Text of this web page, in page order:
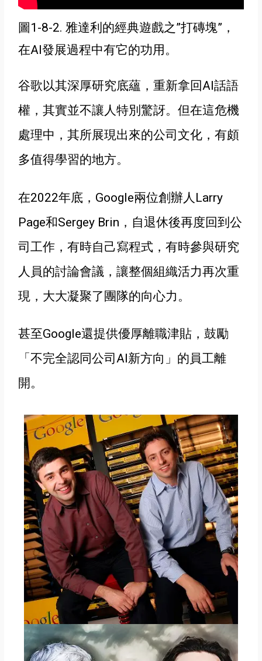
圖1-8-2. 雅達利的經典遊戲之”打磚塊”，
在AI發展過程中有它的功用 。
谷歌以其深厚研究底蘊，重新拿回AI話語
權 ，其實並不讓人特別驚訝。但在這危機
處理中 ，其所展現出來的公司文化 ，有頗
多值得學習的地方。
在2022年底，Google兩位創辦人Larry
Page和Sergey Brin，自退休後再度回到公
司工作，有時自己寫程式，有時參與研究
人員的討論會議，讓整個組織活力再次重
現，大大凝聚了團隊的向心力 。
甚至Google還提供優厚離職津貼，鼓勵
「不完全認同公司AI新方向」的員工離
開。